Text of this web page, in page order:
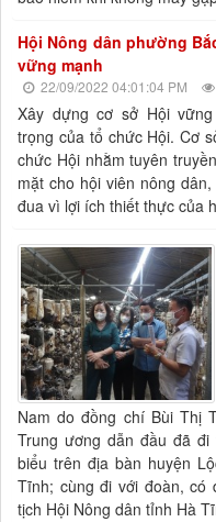
Hội Nông dân phường
vững mạnh
22/09/2022 04:01:04 PM
Xây dựng cơ sở Hội
trọng của tổ chức Hội. Cơ
chức Hội nhằm tuyên
mặt cho hội viên nông
đua vì lợi ích thiết thực của
Nam do đồng chí Bùi Thị
Trung ương dẫn đầu đã
biểu trên địa bàn huyện
Tĩnh; cùng đi với đoàn, có
tịch Hội Nông dân tỉnh Hà